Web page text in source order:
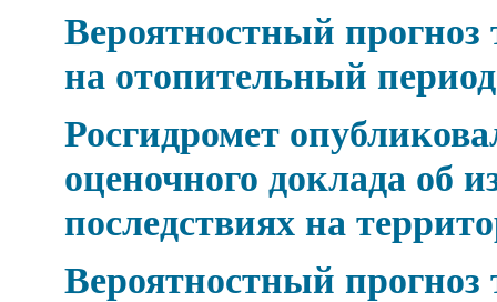
Вероятностный
на отопительный
Росгидромет
оценочного доклада об
последствиях на
Вероятностный